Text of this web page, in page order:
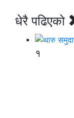
धेरै पढिएको
१